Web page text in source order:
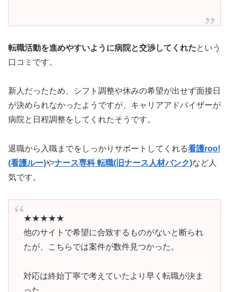
転職活動を進めやすいように病院と交渉してくれたという
口コミです。
新人だったため、シフト調整や休みの希望が出せず面接日
が決められなかったようですが、キャリアアドバイザーが
病院と日程調整をしてくれたそうです。
退職から入職までをしっかりサポートしてくれる看護roo!
(看護ルー)やナース専科 転職(旧ナース人材バンク)など人
気です。
★★★★★
他のサイトで希望に合致するものがないと断られ
たが、こちらでは案件が数件見つかった。
対応は終始丁寧で考えていたより早く転職が決ま